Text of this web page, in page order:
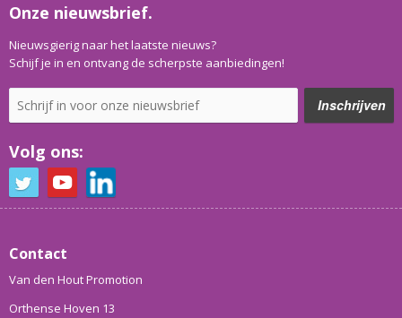
Onze nieuwsbrief.
Nieuwsgierig naar het laatste nieuws?
Schijf je in en ontvang de scherpste aanbiedingen!
Volg ons:
Contact
Van den Hout Promotion
Orthense Hoven 13